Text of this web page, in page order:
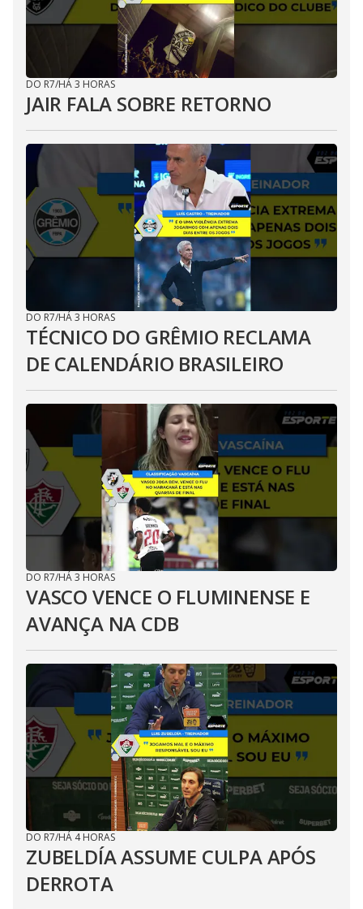
DO R7/HÁ 3 HORAS
JAIR FALA SOBRE RETORNO
DO R7/HÁ 3 HORAS
TÉCNICO DO GRÊMIO RECLAMA
DE CALENDÁRIO BRASILEIRO
DO R7/HÁ 3 HORAS
VASCO VENCE O FLUMINENSE E
AVANÇA NA CDB
DO R7/HÁ 4 HORAS
ZUBELDÍA ASSUME CULPA APÓS
DERROTA